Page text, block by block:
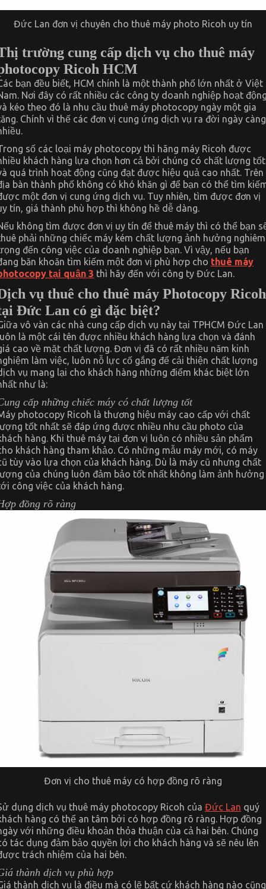
Đức Lan đơn vị chuyên cho thuê máy photo Ricoh uy tín
trường cung cấp dịch vụ cho thuê máy
Ricoh HCM
bạn đều biết, HCM chính là một thành phố lớn nhất ở Việt
Nơi đây có rất nhiều các công ty doanh nghiệp hoạt
kéo theo đó là nhu cầu thuê máy photocopy ngày một gia
Chính vì thế các đơn vị cung ứng dịch vụ ra đời ngày càng
số các loại máy photocopy thì hãng máy Ricoh được
khách hàng lựa chọn hơn cả bởi chúng có chất lượng tốt
quá trình hoạt động cũng đạt được hiệu quả cao nhất. Trên
bàn thành phố không có khó khăn gì để bạn có thể tìm
một đơn vị cung ứng dịch vụ. Tuy nhiên, tìm được đơn vị
tín, giá thành phù hợp thì không hề dễ dàng.
không tìm được đơn vị uy tín để thuê máy thì có thể bạn
phải những chiếc máy kém chất lượng ảnh hưởng nghiêm
đến công việc của doanh nghiệp bạn. Vì vậy, nếu bạn
băn khoăn tìm kiếm một đơn vị phù hợp cho thuê máy
tại quận 3 thì hãy đến với công ty Đức Lan.
vụ thuê cho thuê máy Photocopy Ricoh
Đức Lan có gì đặc biệt?
vô vàn các nhà cung cấp dịch vụ này tại TPHCM Đức Lan
là một cái tên được nhiều khách hàng lựa chọn và đánh
cao về mặt chất lượng. Đơn vị đã có rất nhiều năm kinh
làm việc, luôn nỗ lực cố gắng để cải thiện chất lượng
vụ mang lại cho khách hàng những điểm khác biệt lớn
như là:
cấp những chiếc máy có chất lượng tốt
photocopy Ricoh là thương hiệu máy cao cấp với chất
tốt nhất sẽ đáp ứng được nhiều nhu cầu photo của
hàng. Khi thuê máy tại đơn vị luôn có nhiều sản phẩm
khách hàng tham khảo. Có những mẫu máy mới, có máy
tùy vào lựa chọn của khách hàng. Dù là máy cũ nhưng chất
của chúng luôn đảm bảo tốt nhất không làm ảnh hưởng
công việc của khách hàng.
đồng rõ ràng
Đơn vị cho thuê máy có hợp đồng rõ ràng
dụng dịch vụ thuê máy photocopy Ricoh của Đức Lan quý
hàng có thể an tâm bởi có hợp đồng rõ ràng. Hợp đồng
với những điều khoản thỏa thuận của cả hai bên. Chúng
tác dụng đảm bảo quyền lợi cho khách hàng và sẽ nêu lên
trách nhiệm của hai bên.
thành dịch vụ phù hợp
thành dịch vụ là điều mà có lẽ bất cứ khách hàng nào cũng